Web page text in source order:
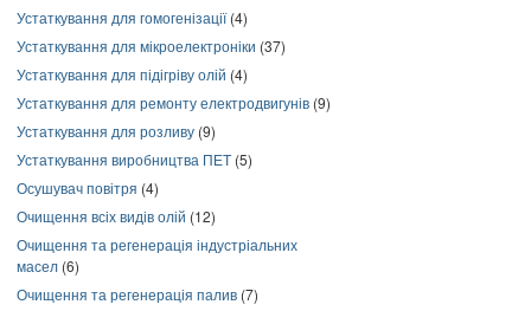
Устаткування для гомогенізації(4)
Устаткування для мікроелектроніки (37)
Устаткування для підігріву олій (4)
Устаткування для ремонту електродвигунів (9)
Устаткування для розливу (9)
Устаткування виробництва ПЕТ (5)
Осушувач повітря (4)
Очищення всіх видів олій (12)
Очищення та регенерація індустріальних
масел (6)
Очищення та регенерація палив (7)